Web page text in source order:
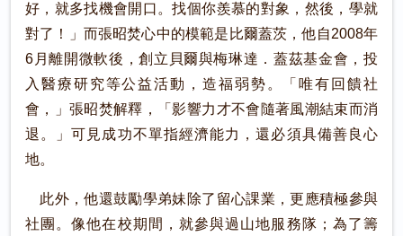
好，就多找機會開口。找個你羨慕的對象，然後，學就
對了！」而張昭焚心中的模範是比爾蓋茨，他自2008年
6月離開微軟後，創立貝爾與梅琳達．蓋茲基金會，投
入醫療研究等公益活動，造福弱勢。「唯有回饋社
會，」張昭焚解釋，「影響力才不會隨著風潮結束而消
退。」可見成功不單指經濟能力，還必須具備善良心
地。
此外，他還鼓勵學弟妹除了留心課業，更應積極參與
社團。像他在校期間，就參與過山地服務隊；為了籌